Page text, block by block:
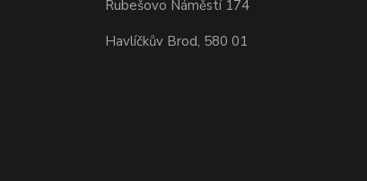
Rubešovo Náměstí 174
Havlíčkův Brod, 580 01